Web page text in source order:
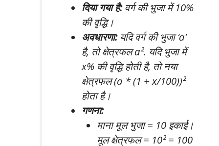
दिया गया है:वर्ग की भुजा में 10%
की वृद्धि।
अवधारणा:यदि वर्ग की भुजा ‘a’
है, तो क्षेत्रफल a². यदि भुजा में
x% की वृद्धि होती है, तो नया
क्षेत्रफल (a * (1 + x/100))²
होता है।
गणना:
माना मूल भुजा = 10 इकाई।
मूल क्षेत्रफल = 10² = 100